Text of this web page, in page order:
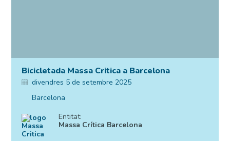
Bicicletada Massa Critica a Barcelona
divendres 5 de setembre 2025
Barcelona
Entitat:
Massa Crítica Barcelona